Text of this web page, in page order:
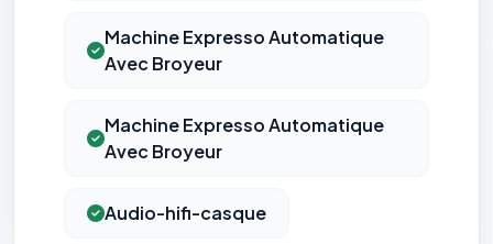
Machine Expresso Automatique
Avec Broyeur
Machine Expresso Automatique
Avec Broyeur
Audio-hifi-casque